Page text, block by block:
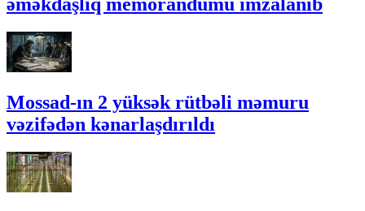
əməkdaşlıq memorandumu imzalanıb
Mossad-ın 2 yüksək rütbəli məmuru
vəzifədən kənarlaşdırıldı